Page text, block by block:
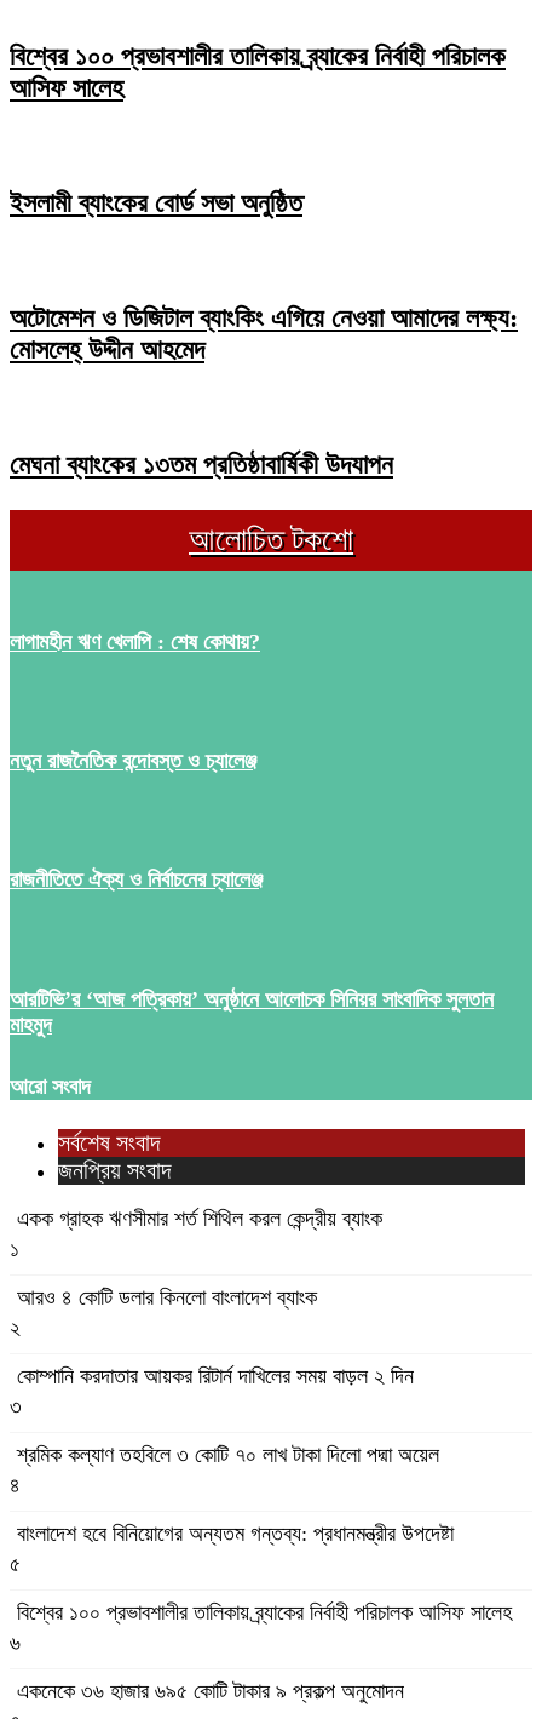
বিশ্বের ১০০ প্রভাবশালীর তালিকায় ব্র্যাকের নির্বাহী পরিচালক
আসিফ সালেহ
ইসলামী ব্যাংকের বোর্ড সভা অনুষ্ঠিত
অটোমেশন ও ডিজিটাল ব্যাংকিং এগিয়ে নেওয়া আমাদের লক্ষ্য:
মোসলেহ্‌ উদ্দীন আহমেদ
মেঘনা ব্যাংকের ১৩তম প্রতিষ্ঠাবার্ষিকী উদযাপন
আলোচিত টকশো
লাগামহীন ঋণ খেলাপি : শেষ কোথায়?
নতুন রাজনৈতিক বন্দোবস্ত ও চ্যালেঞ্জ
রাজনীতিতে ঐক্য ও নির্বাচনের চ্যালেঞ্জ
আরটিভি’র ‘আজ পত্রিকায়’ অনুষ্ঠানে আলোচক সিনিয়র সাংবাদিক সুলতান
মাহমুদ
আরো সংবাদ
সর্বশেষ সংবাদ
জনপ্রিয় সংবাদ
একক গ্রাহক ঋণসীমার শর্ত শিথিল করল কেন্দ্রীয় ব্যাংক
১
আরও ৪ কোটি ডলার কিনলো বাংলাদেশ ব্যাংক
২
কোম্পানি করদাতার আয়কর রিটার্ন দাখিলের সময় বাড়ল ২ দিন
৩
শ্রমিক কল্যাণ তহবিলে ৩ কোটি ৭০ লাখ টাকা দিলো পদ্মা অয়েল
৪
বাংলাদেশ হবে বিনিয়োগের অন্যতম গন্তব্য: প্রধানমন্ত্রীর উপদেষ্টা
৫
বিশ্বের ১০০ প্রভাবশালীর তালিকায় ব্র্যাকের নির্বাহী পরিচালক আসিফ সালেহ
৬
একনেকে ৩৬ হাজার ৬৯৫ কোটি টাকার ৯ প্রকল্প অনুমোদন